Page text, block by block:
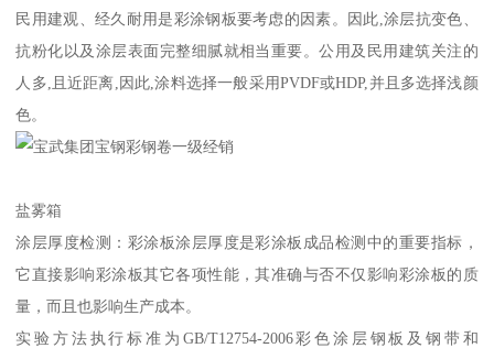
民用建观、经久耐用是彩涂钢板要考虑的因素。因此,涂层抗变色、
抗粉化以及涂层表面完整细腻就相当重要。公用及民用建筑关注的
人多,且近距离,因此,涂料选择一般采用PVDF或HDP,并且多选择浅颜
色。
盐雾箱
涂层厚度检测：彩涂板涂层厚度是彩涂板成品检测中的重要指标，
它直接影响彩涂板其它各项性能，其准确与否不仅影响彩涂板的质
量，而且也影响生产成本。
实验方法执行标准为GB/T12754-2006彩色涂层钢板及钢带和